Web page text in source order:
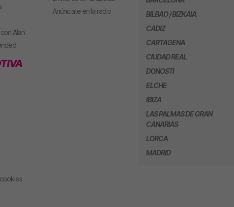
Alan
Anúnciate en la radio
BILBAO / BIZKAIA
CADIZ
CARTAGENA
CIUDAD REAL
DONOSTI
ELCHE
IBIZA
LAS PALMAS DE GRAN
CANARIAS
LORCA
MADRID